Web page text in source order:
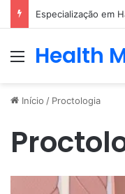
Menu
Health
Início / Proctologia